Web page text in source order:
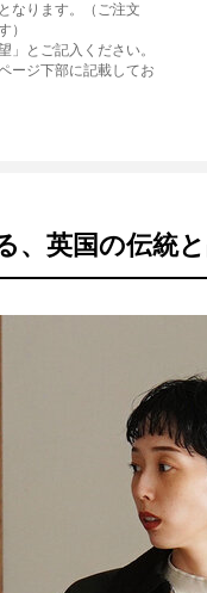
なります。（ご注文
）
」とご記入ください。
ージ下部に記載してお
、英国の伝統